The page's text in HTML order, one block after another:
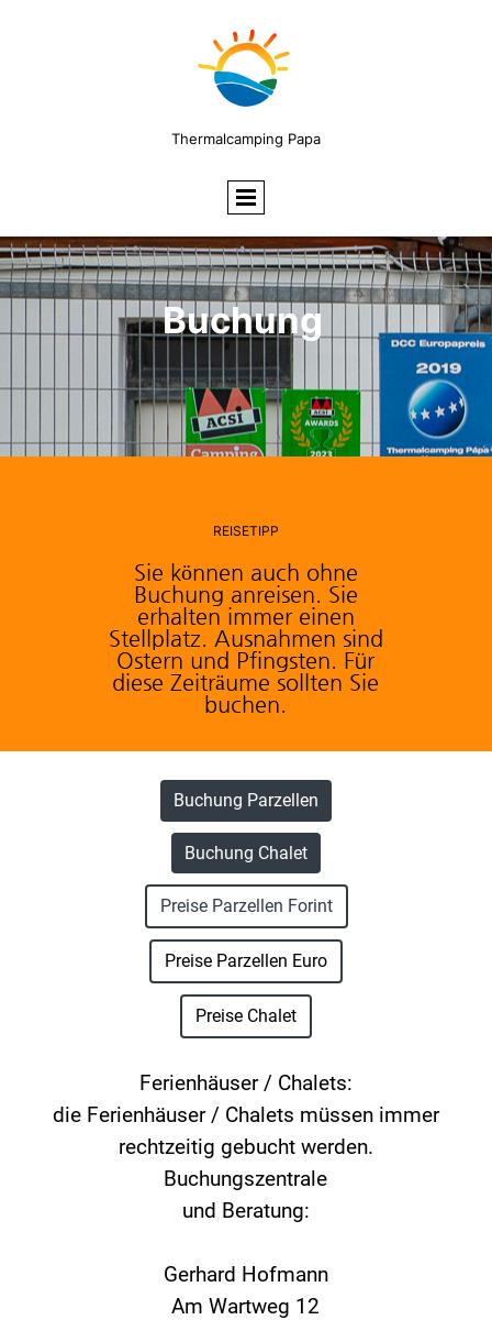
Thermalcamping Papa
Buchung
REISETIPP
Sie können auch ohne
Buchung anreisen. Sie
erhalten immer einen
Stellplatz. Ausnahmen sind
Ostern und Pfingsten. Für
diese Zeiträume sollten Sie
buchen.
Buchung Parzellen
Buchung Chalet
Preise Parzellen Forint
Preise Parzellen Euro
Preise Chalet
Ferienhäuser / Chalets:
die Ferienhäuser / Chalets müssen immer
rechtzeitig gebucht werden.
Buchungszentrale
und Beratung:
Gerhard Hofmann
Am Wartweg 12